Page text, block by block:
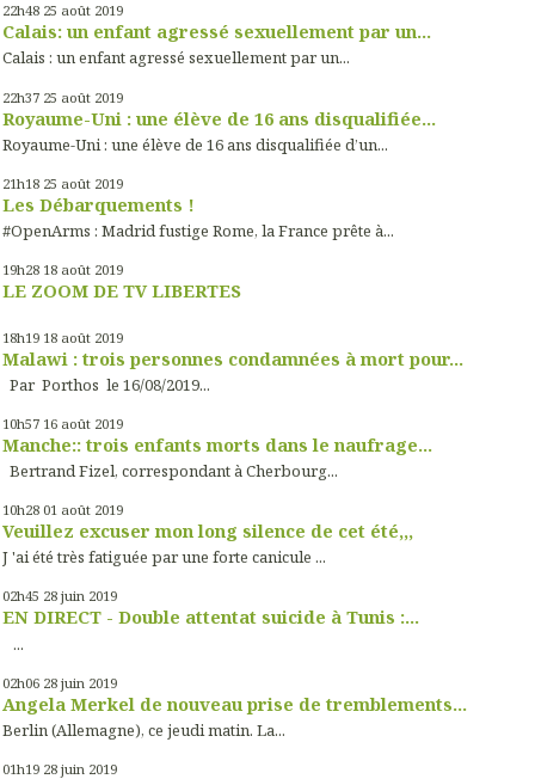
22h48 25 août 2019
Calais: un enfant agressé sexuellement par un...
Calais : un enfant agressé sexuellement par un...
22h37 25 août 2019
Royaume-Uni : une élève de 16 ans disqualifiée...
Royaume-Uni : une élève de 16 ans disqualifiée d’un...
21h18 25 août 2019
Les Débarquements !
#OpenArms : Madrid fustige Rome, la France prête à...
19h28 18 août 2019
LE ZOOM DE TV LIBERTES
18h19 18 août 2019
Malawi : trois personnes condamnées à mort pour...
Par Porthos le 16/08/2019...
10h57 16 août 2019
Manche:: trois enfants morts dans le naufrage...
Bertrand Fizel, correspondant à Cherbourg...
10h28 01 août 2019
Veuillez excuser mon long silence de cet été,,,
J 'ai été très fatiguée par une forte canicule ...
02h45 28 juin 2019
EN DIRECT - Double attentat suicide à Tunis :...
...
02h06 28 juin 2019
Angela Merkel de nouveau prise de tremblements...
Berlin (Allemagne), ce jeudi matin. La...
01h19 28 juin 2019